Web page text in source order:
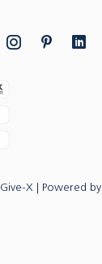
Give-X | Powered by